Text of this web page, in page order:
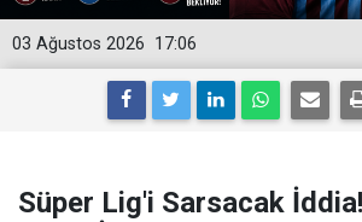
17:06
03 Ağustos 2026
Süper Lig'i Sarsacak